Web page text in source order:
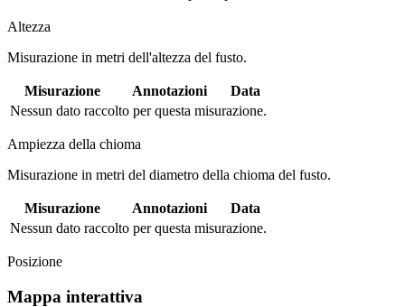
Altezza
Misurazione in metri dell'altezza del fusto.
Misurazione Annotazioni
Data
Nessun dato raccolto per questa misurazione.
Ampiezza della chioma
Misurazione in metri del diametro della chioma del fusto.
Misurazione Annotazioni
Data
Nessun dato raccolto per questa misurazione.
Posizione
Mappa interattiva